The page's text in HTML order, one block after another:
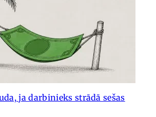
ja darbinieks strādā sešas